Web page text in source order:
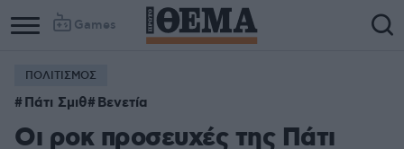
Games
ΠΟΛΙΤΙΣΜΟΣ
Πάτι Σμιθ Βενετία
Οι ροκ προσευχές της Πάτι